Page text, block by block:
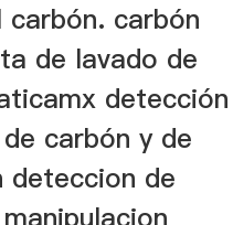
carbón. carbón
de lavado de
detección
carbón y de
deteccion de